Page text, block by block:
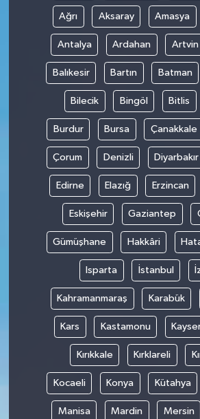
Ağrı Aksaray Amasya
Antalya Ardahan Artvin
Balıkesir Bartın Batman
Bilecik Bingöl Bitlis
Burdur Bursa Çanakkale
Çorum Denizli Diyarbakır
Edirne Elazığ Erzincan
Eskişehir Gaziantep
Gümüşhane Hakkâri
Isparta İstanbul
Kahramanmaraş Karabük
Kars Kastamonu
Kırıkkale Kırklareli
Kocaeli Konya Kütahya
Manisa Mardin Mersin